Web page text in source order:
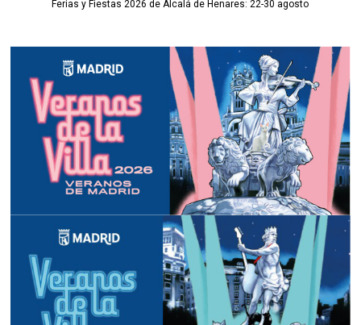
Ferias y Fiestas 2026 de Alcalá de Henares: 22-30 agosto